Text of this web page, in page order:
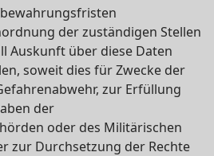
der zuständigen Stellen
Auskunft über diese Daten
soweit dies für Zwecke der
zur Erfüllung
der
oder des Militärischen
zur Durchsetzung der Rechte